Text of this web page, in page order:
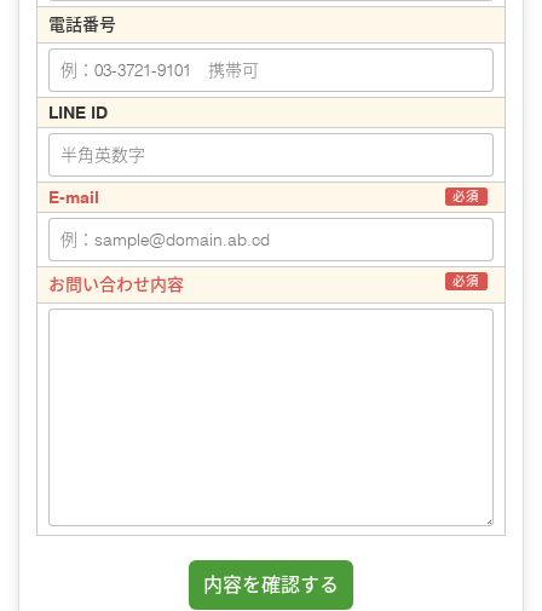
電話番号
LINE ID
必須
E-mail
必須
お問い合わせ内容